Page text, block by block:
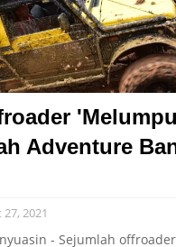
Adventure
2021
- Sejumlah